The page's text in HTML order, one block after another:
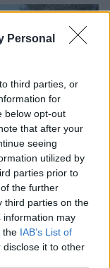
Personal
third parties, or
for
below opt-out
that after your
seeing
utilized by
parties prior to
the further
third parties on the
information may
the IAB’s List of
it to other
Ναός του